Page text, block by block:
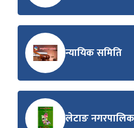
न्यायिक समिति
लेटाङ नगरपालिका